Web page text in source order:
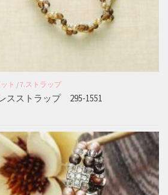
ト /7.ストラップ
スストラップ 295-1551